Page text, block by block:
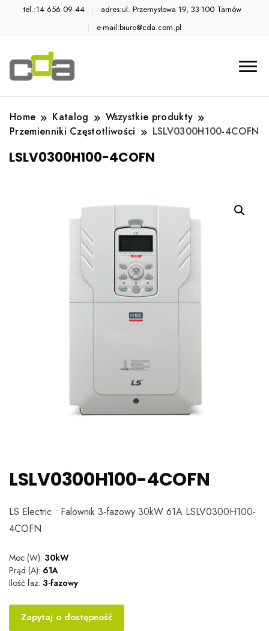
tel.:14 656 09 44
adres:ul. Przemysłowa 19, 33-100 Tarnów
e-mail:biuro@cda.com.pl
Home Katalog
Wszystkie produkty
Przemienniki Częstotliwości
LSLV0300H100-4COFN
LSLV0300H100-4COFN
LSLV0300H100-4COFN
LS Electric • Falownik 3-fazowy 30kW 61A LSLV0300H100-
4COFN
Moc (W): 30kW
Prąd (A): 61A
Ilość faz: 3-fazowy
Zapytaj o dostępność